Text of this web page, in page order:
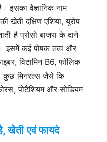
इसका वैज्ञानिक नाम
दक्षिण एशिया, यूरोप
है प्रोसो बाजरा के दाने
इसमें कई पोषक तत्व और
विटामिन B6, फॉलिक
कुछ मिनरल्स जैसे कि
पोटैशियम और सोडियम
, खेती एवं फायदे